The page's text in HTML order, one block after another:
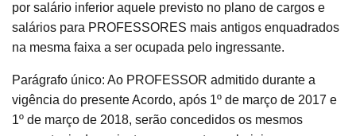
por salário inferior aquele previsto no plano de cargos e
salários para PROFESSORES mais antigos enquadrados
na mesma faixa a ser ocupada pelo ingressante.
Parágrafo único: Ao PROFESSOR admitido durante a
vigência do presente Acordo, após 1º de março de 2017 e
1º de março de 2018, serão concedidos os mesmos